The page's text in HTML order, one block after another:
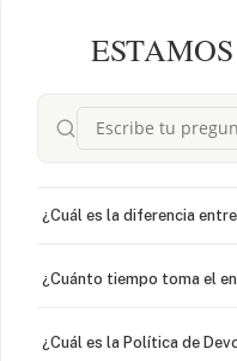
¿Cuál es la diferencia
¿Cuánto tiempo toma el
¿Cuál es la Política de